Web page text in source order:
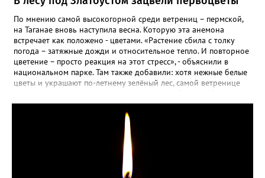
По мнению самой высокогорной среди ветрениц – пермской,
на Таганае вновь наступила весна. Которую эта анемона
встречает как положено - цветами. «Растение сбила с толку
погода – затяжные дожди и относительное тепло. И повторное
цветение – просто реакция на этот стресс», - объяснили в
национальном парке. Там также добавили: хотя нежные белые
цветы и украшают по-летнему зелёный лес, самой ветренице
силы перед долгой зимовкой.